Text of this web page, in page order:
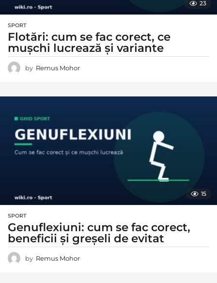
23
SPORT
Flotări: cum se fac corect, ce
mușchi lucrează și variante
by Remus Mohor
15
SPORT
Genuflexiuni: cum se fac corect,
beneficii și greșeli de evitat
by Remus Mohor